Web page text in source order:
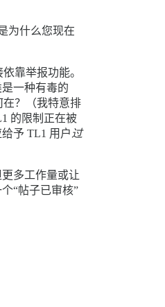
为什么您现在
靠举报功能。
一种有毒的
在？（我特意排
的限制正在被
予 TL1 用户 过
多工作量或让
“帖子已审核”